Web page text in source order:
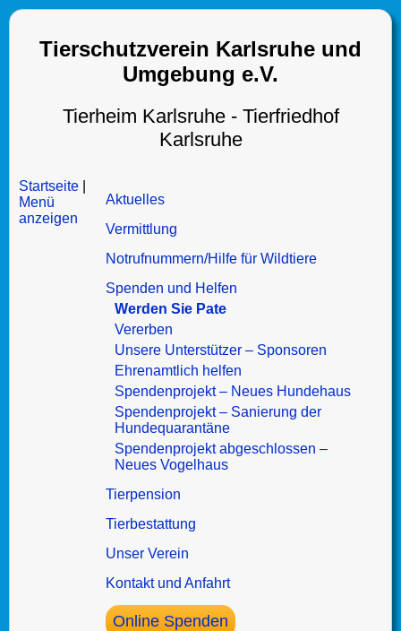
Tierschutzverein Karlsruhe und
Umgebung e.V.
Tierheim Karlsruhe - Tierfriedhof
Karlsruhe
Startseite
Menü
anzeigen
Aktuelles
Vermittlung
Notrufnummern/Hilfe für Wildtiere
Spenden und Helfen
Werden Sie Pate
Vererben
Unsere Unterstützer – Sponsoren
Ehrenamtlich helfen
Spendenprojekt – Neues Hundehaus
Spendenprojekt – Sanierung der
Hundequarantäne
Spendenprojekt abgeschlossen –
Neues Vogelhaus
Tierpension
Tierbestattung
Unser Verein
Kontakt und Anfahrt
Online Spenden